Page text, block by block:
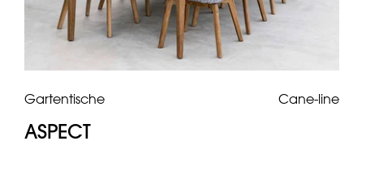
Gartentische Cane-line
ASPECT